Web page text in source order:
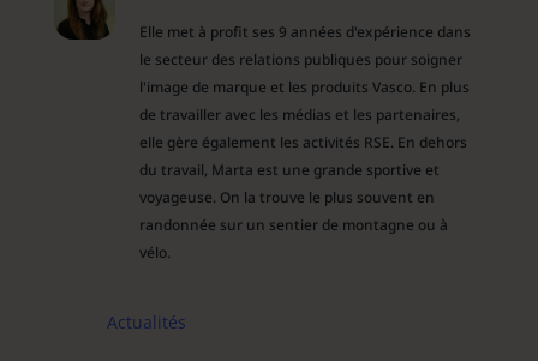
Elle met à profit ses 9 années d'expérience dans
le secteur des relations publiques pour soigner
l'image de marque et les produits Vasco. En plus
de travailler avec les médias et les partenaires,
elle gère également les activités RSE. En dehors
du travail, Marta est une grande sportive et
voyageuse. On la trouve le plus souvent en
randonnée sur un sentier de montagne ou à
vélo.
Actualités